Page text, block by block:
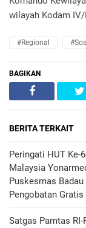
wilayah Kodam
#Regional
BAGIKAN
BERITA TERKAIT
Peringati HUT Ke-
Malaysia
Puskesmas
Pengobatan
Satgas Pamtas